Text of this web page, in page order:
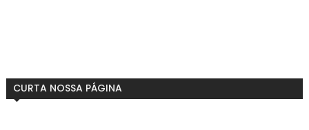
CURTA NOSSA PÁGINA